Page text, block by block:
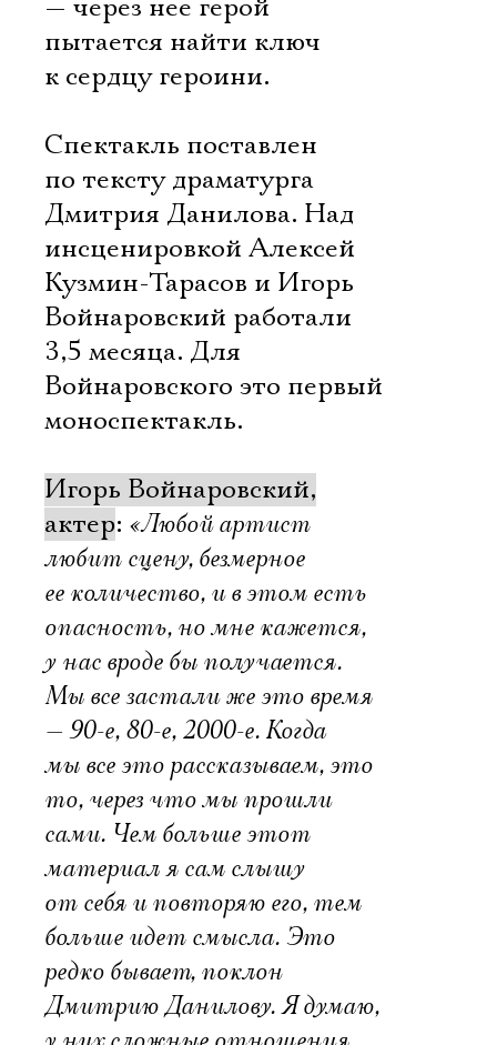
— через нее герой
пытается найти ключ
к сердцу героини.
Спектакль поставлен
по тексту драматурга
Дмитрия Данилова. Над
инсценировкой Алексей
Кузмин-Тарасов и Игорь
Войнаровский работали
3,5 месяца. Для
Войнаровского это первый
моноспектакль.
Игорь Войнаровский,
актер: «Любой артист
любит сцену, безмерное
ее количество, и в этом есть
опасность, но мне кажется,
у нас вроде бы получается.
Мы все застали же это время
— 90-е, 80-е, 2000-е. Когда
мы все это рассказываем, это
то, через что мы прошли
сами. Чем больше этот
материал я сам слышу
от себя и повторяю его, тем
больше идет смысла. Это
редко бывает, поклон
Дмитрию Данилову. Я думаю,